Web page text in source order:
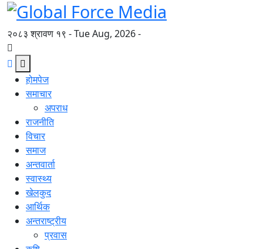
२०८३ श्रावण १९ - Tue Aug, 2026 -
होमपेज
समाचार
अपराध
राजनीति
विचार
समाज
अन्तवार्ता
स्वास्थ्य
खेलकुद
आर्थिक
अन्तराष्ट्रीय
प्रवास